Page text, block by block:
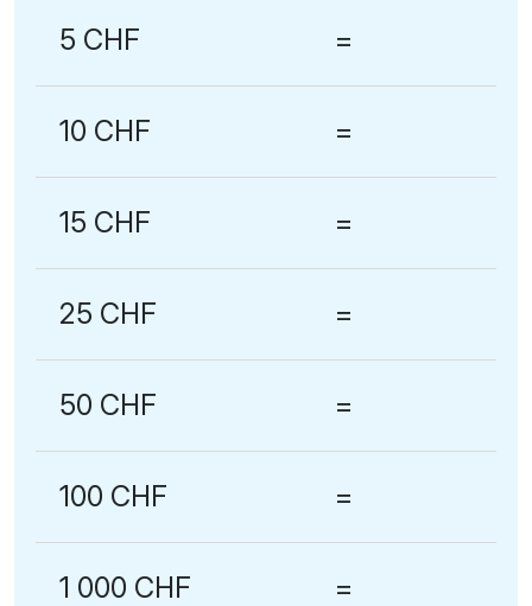
5 CHF =
10 CHF =
15 CHF =
25 CHF =
50 CHF =
100 CHF =
1 000 CHF =